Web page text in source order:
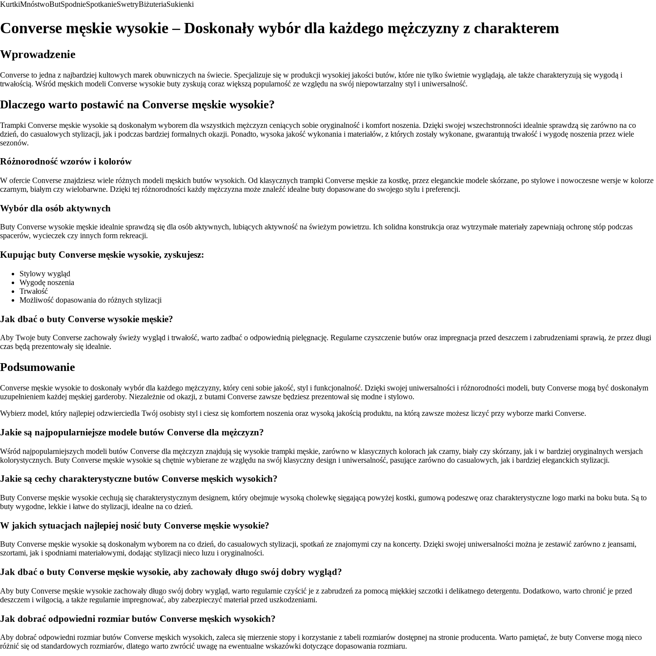
KurtkiMnóstwoButSpodnieSpotkanieSwetryBiżuteriaSukienki
Converse męskie wysokie – Doskonały wybór dla każdego mężczyzny z charakterem
Wprowadzenie
Converse to jedna z najbardziej kultowych marek obuwniczych na świecie. Specjalizuje się w produkcji wysokiej jakości butów, które nie tylko świetnie wyglądają, ale także charakteryzują się wygodą i
trwałością. Wśród męskich modeli Converse wysokie buty zyskują coraz większą popularność ze względu na swój niepowtarzalny styl i uniwersalność.
Dlaczego warto postawić na Converse męskie wysokie?
Trampki Converse męskie wysokie są doskonałym wyborem dla wszystkich mężczyzn ceniących sobie oryginalność i komfort noszenia. Dzięki swojej wszechstronności idealnie sprawdzą się zarówno na co
dzień, do casualowych stylizacji, jak i podczas bardziej formalnych okazji. Ponadto, wysoka jakość wykonania i materiałów, z których zostały wykonane, gwarantują trwałość i wygodę noszenia przez wiele
sezonów.
Różnorodność wzorów i kolorów
W ofercie Converse znajdziesz wiele różnych modeli męskich butów wysokich. Od klasycznych trampki Converse męskie za kostkę, przez eleganckie modele skórzane, po stylowe i nowoczesne wersje w kolorze
czarnym, białym czy wielobarwne. Dzięki tej różnorodności każdy mężczyzna może znaleźć idealne buty dopasowane do swojego stylu i preferencji.
Wybór dla osób aktywnych
Buty Converse wysokie męskie idealnie sprawdzą się dla osób aktywnych, lubiących aktywność na świeżym powietrzu. Ich solidna konstrukcja oraz wytrzymałe materiały zapewniają ochronę stóp podczas
spacerów, wycieczek czy innych form rekreacji.
Kupując buty Converse męskie wysokie, zyskujesz:
Stylowy wygląd
Wygodę noszenia
Trwałość
Możliwość dopasowania do różnych stylizacji
Jak dbać o buty Converse wysokie męskie?
Aby Twoje buty Converse zachowały świeży wygląd i trwałość, warto zadbać o odpowiednią pielęgnację. Regularne czyszczenie butów oraz impregnacja przed deszczem i zabrudzeniami sprawią, że przez długi
czas będą prezentowały się idealnie.
Podsumowanie
Converse męskie wysokie to doskonały wybór dla każdego mężczyzny, który ceni sobie jakość, styl i funkcjonalność. Dzięki swojej uniwersalności i różnorodności modeli, buty Converse mogą być doskonałym
uzupełnieniem każdej męskiej garderoby. Niezależnie od okazji, z butami Converse zawsze będziesz prezentował się modne i stylowo.
Wybierz model, który najlepiej odzwierciedla Twój osobisty styl i ciesz się komfortem noszenia oraz wysoką jakością produktu, na którą zawsze możesz liczyć przy wyborze marki Converse.
Jakie są najpopularniejsze modele butów Converse dla mężczyzn?
Wśród najpopularniejszych modeli butów Converse dla mężczyzn znajdują się wysokie trampki męskie, zarówno w klasycznych kolorach jak czarny, biały czy skórzany, jak i w bardziej oryginalnych wersjach
kolorystycznych. Buty Converse męskie wysokie są chętnie wybierane ze względu na swój klasyczny design i uniwersalność, pasujące zarówno do casualowych, jak i bardziej eleganckich stylizacji.
Jakie są cechy charakterystyczne butów Converse męskich wysokich?
Buty Converse męskie wysokie cechują się charakterystycznym designem, który obejmuje wysoką cholewkę sięgającą powyżej kostki, gumową podeszwę oraz charakterystyczne logo marki na boku buta. Są to
buty wygodne, lekkie i łatwe do stylizacji, idealne na co dzień.
W jakich sytuacjach najlepiej nosić buty Converse męskie wysokie?
Buty Converse męskie wysokie są doskonałym wyborem na co dzień, do casualowych stylizacji, spotkań ze znajomymi czy na koncerty. Dzięki swojej uniwersalności można je zestawić zarówno z jeansami,
szortami, jak i spodniami materiałowymi, dodając stylizacji nieco luzu i oryginalności.
Jak dbać o buty Converse męskie wysokie, aby zachowały długo swój dobry wygląd?
Aby buty Converse męskie wysokie zachowały długo swój dobry wygląd, warto regularnie czyścić je z zabrudzeń za pomocą miękkiej szczotki i delikatnego detergentu. Dodatkowo, warto chronić je przed
deszczem i wilgocią, a także regularnie impregnować, aby zabezpieczyć materiał przed uszkodzeniami.
Jak dobrać odpowiedni rozmiar butów Converse męskich wysokich?
Aby dobrać odpowiedni rozmiar butów Converse męskich wysokich, zaleca się mierzenie stopy i korzystanie z tabeli rozmiarów dostępnej na stronie producenta. Warto pamiętać, że buty Converse mogą nieco
różnić się od standardowych rozmiarów, dlatego warto zwrócić uwagę na ewentualne wskazówki dotyczące dopasowania rozmiaru.